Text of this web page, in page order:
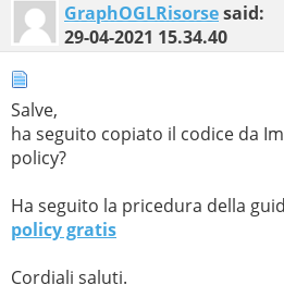
GraphOGLRisorsesaid:
29-04-2021 15.34.40
Salve,
ha seguito copiato il codice da
policy?
Ha seguito la pricedura della
policy gratis
Cordiali saluti.